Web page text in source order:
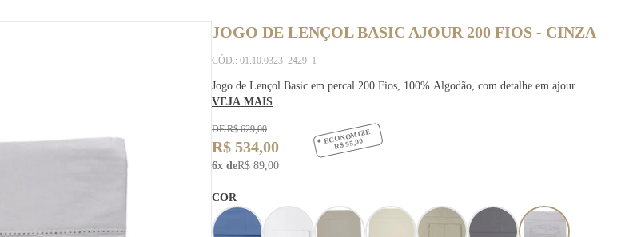
JOGO DE LENÇOL BASIC AJOUR 200 FIOS - CINZA
CÓD.: 01.10.0323_2429_1
Jogo de Lençol Basic em percal 200 Fios, 100% Algodão, com detalhe em ajour....
VEJA MAIS
DE R$ 629,00
R$ 534,00
6x deR$ 89,00
ECONOMIZE
R$ 95,00
COR